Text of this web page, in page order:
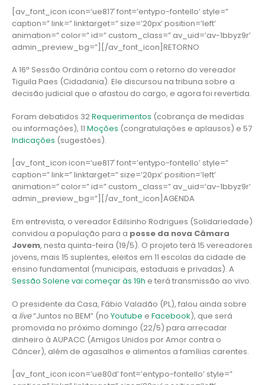
[av_font_icon icon=’ue817′ font=’entypo-fontello’ style=”
caption=” link=” linktarget=” size=’20px’ position=’left’
animation=” color=” id=” custom_class=” av_uid=’av-1bbyz9r’
admin_preview_bg=”][/av_font_icon]RETORNO
A 16ª Sessão Ordinária contou com o retorno do vereador
Tiguila Paes (Cidadania). Ele discursou na tribuna sobre a
decisão judicial que o afastou do cargo, e agora foi revertida.
Foram debatidos 32Requerimentos (cobrança de medidas
ou informações), 11 Moções (congratulações e aplausos) e 57
Indicações (sugestões).
[av_font_icon icon=’ue817′ font=’entypo-fontello’ style=”
caption=” link=” linktarget=” size=’20px’ position=’left’
animation=” color=” id=” custom_class=” av_uid=’av-1bbyz9r’
admin_preview_bg=”][/av_font_icon]AGENDA
Em entrevista, o vereador Edilsinho Rodrigues (Solidariedade)
convidou a população para a posse da nova Câmara
Jovem, nesta quinta-feira (19/5). O projeto terá 15 vereadores
jovens, mais 15 suplentes, eleitos em 11 escolas da cidade de
ensino fundamental (municipais, estaduais e privadas). A
Sessão Solene vai começar às 19h e terá transmissão ao vivo.
O presidente da Casa, Fábio Valadão (PL), falou ainda sobre
a live“Juntos no BEM” (no Youtube e Facebook), que será
promovida no próximo domingo (22/5) para arrecadar
dinheiro à AUPACC (Amigos Unidos por Amor contra o
Câncer), além de agasalhos e alimentos a famílias carentes.
[av_font_icon icon=’ue80d’ font=’entypo-fontello’ style=”